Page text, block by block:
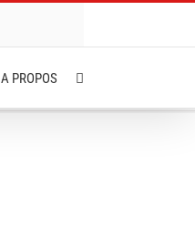
A PROPOS